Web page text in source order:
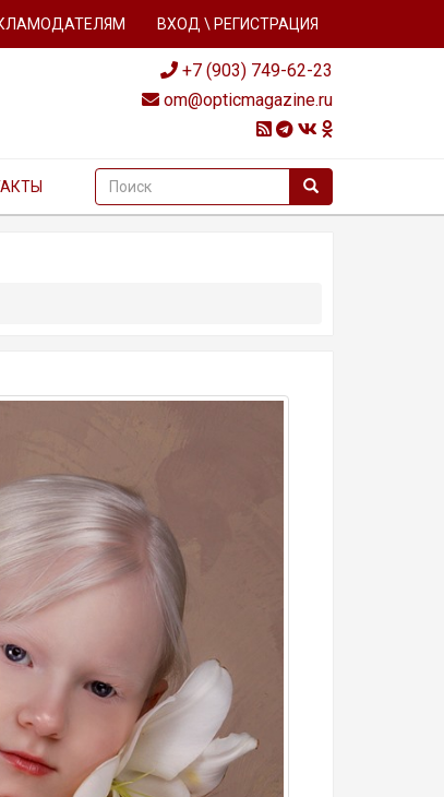
ВХОД \ РЕГИСТРАЦИЯ
+7 (903) 749-62-23
om@opticmagazine.ru